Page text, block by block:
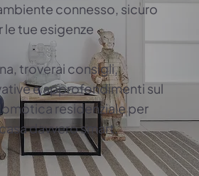
connesso, sicuro
le tue esigenze
troverai consigli,
e approfondimenti sul
residenziale per
davvero smart.